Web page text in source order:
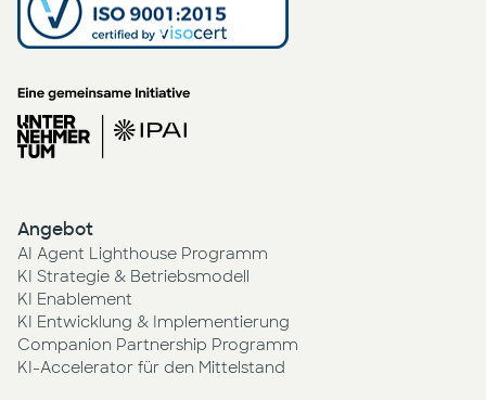
Angebot
AI Agent Lighthouse Programm
KI Strategie & Betriebsmodell
KI Enablement
KI Entwicklung & Implementierung
Companion Partnership Programm
KI-Accelerator für den Mittelstand